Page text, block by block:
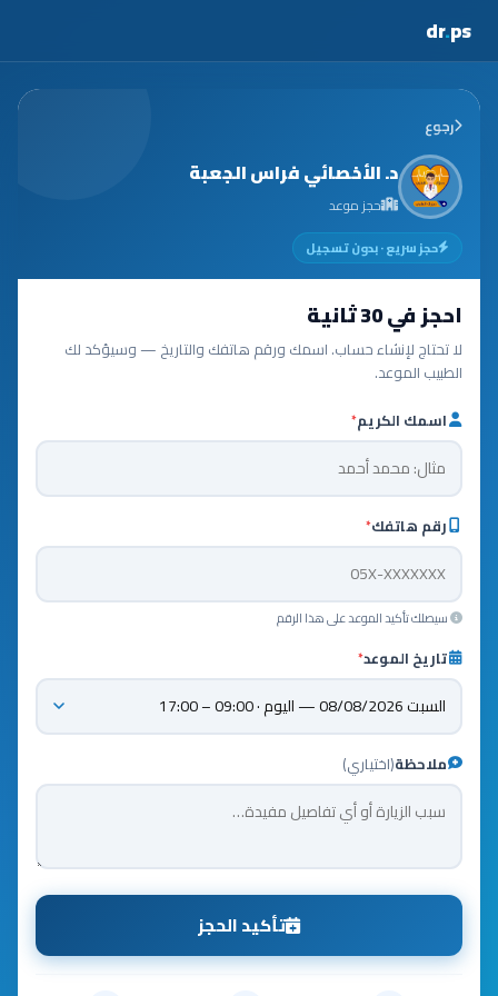
dr.ps
رجوع
د. الأخصائي فراس الجعبة
حجز موعد
حجز سريع · بدون تسجيل
احجز في 30 ثانية
لا تحتاج لإنشاء حساب. اسمك ورقم هاتفك والتاريخ — وسيؤكد لك
الطبيب الموعد.
اسمك الكريم*
رقم هاتفك*
سيصلك تأكيد الموعد على هذا الرقم
تاريخ الموعد*
ملاحظة(اختياري)
تأكيد الحجز